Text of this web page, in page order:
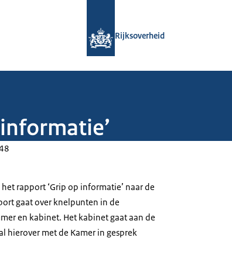
Rijksoverheid
rapport ‘Grip op informatie’ naar de
gaat over knelpunten in de
en kabinet. Het kabinet gaat aan de
hierover met de Kamer in gesprek